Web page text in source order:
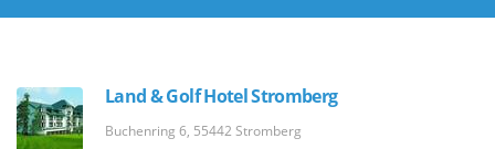
Land & Golf Hotel Stromberg
Buchenring 6, 55442 Stromberg